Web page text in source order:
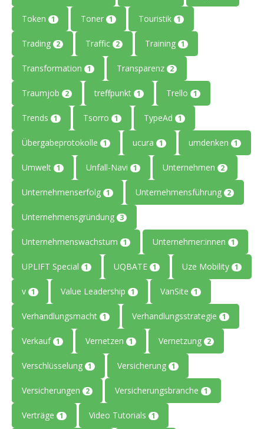
Token 1 Toner 1 Touristik 1
Trading 2 Traffic 2 Training 1
Transformation 1 Transparenz 2
Traumjob 2 treffpunkt 1 Trello 1
Trends 1 Tsorro 1 TypeAd 1
Übergabeprotokolle 1 ucura 1 umdenken 1
Umwelt 1 Unfall-Navi 1 Unternehmen 2
Unternehmenserfolg 1 Unternehmensführung 2
Unternehmensgründung 3
Unternehmenswachstum 1 Unternehmer:innen 1
UPLIFT Special 1 UQBATE 1 Uze Mobility 1
v 1 Value Leadership 1 VanSite 1
Verhandlungsmacht 1 Verhandlungsstrategie 1
Verkauf 1 Vernetzen 1 Vernetzung 2
Verschlüsselung 1 Versicherung 1
Versicherungen 2 Versicherungsbranche 1
Verträge 1 Video Tutorials 1